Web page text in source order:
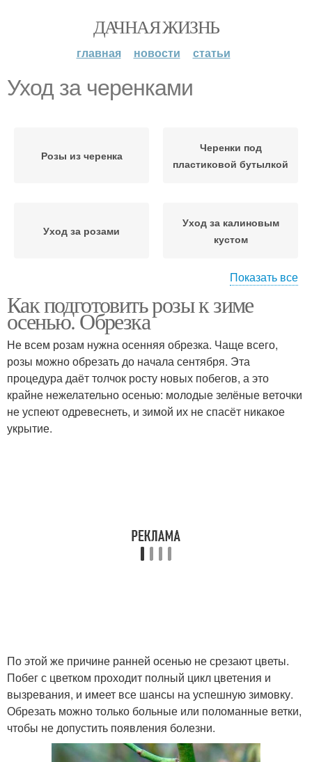
ДАЧНАЯ ЖИЗНЬ
главная новости статьи
Уход за черенками
Розы из черенка
Черенки под
пластиковой бутылкой
Уход за розами
Уход за калиновым
кустом
Зелёные черенки
Показать все
Как подготовить розы к зиме
осенью. Обрезка
Не всем розам нужна осенняя обрезка. Чаще всего,
розы можно обрезать до начала сентября. Эта
процедура даёт толчок росту новых побегов, а это
крайне нежелательно осенью: молодые зелёные веточки
не успеют одревеснеть, и зимой их не спасёт никакое
укрытие.
По этой же причине ранней осенью не срезают цветы.
Побег с цветком проходит полный цикл цветения и
вызревания, и имеет все шансы на успешную зимовку.
Обрезать можно только больные или поломанные ветки,
чтобы не допустить появления болезни.